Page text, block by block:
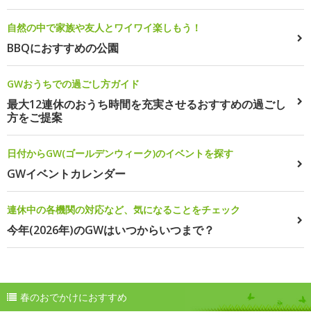
自然の中で家族や友人とワイワイ楽しもう！
BBQにおすすめの公園
GWおうちでの過ごし方ガイド
最大12連休のおうち時間を充実させるおすすめの過ごし
方をご提案
日付からGW(ゴールデンウィーク)のイベントを探す
GWイベントカレンダー
連休中の各機関の対応など、気になることをチェック
今年(2026年)のGWはいつからいつまで？
春のおでかけにおすすめ